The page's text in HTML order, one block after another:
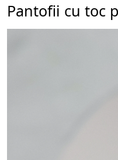
Pantofii cu toc